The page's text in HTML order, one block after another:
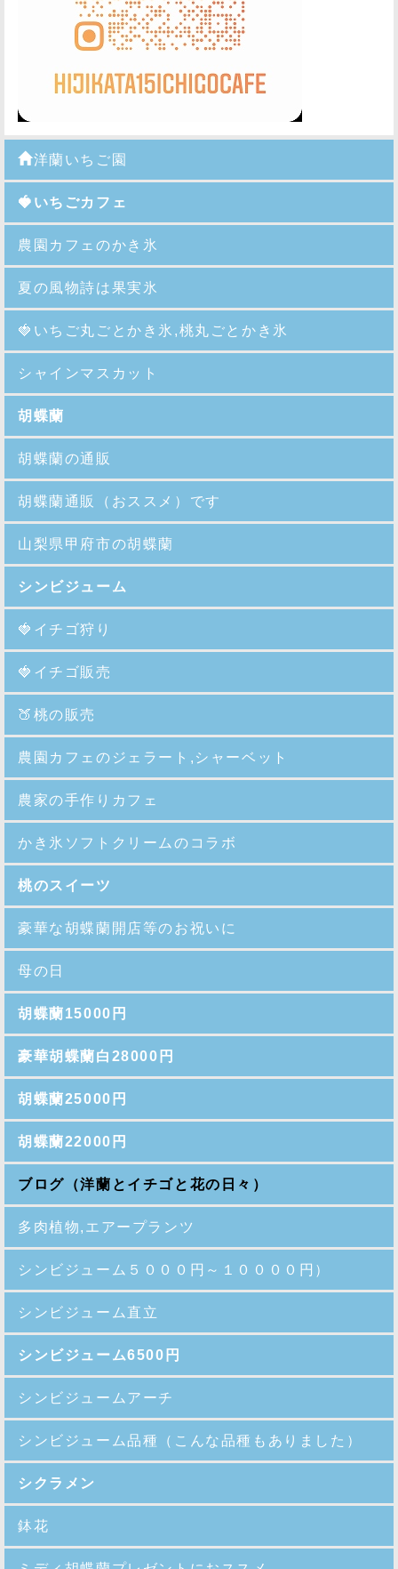
洋蘭いちご園
🍓いちごカフェ
農園カフェのかき氷
夏の風物詩は果実氷
🍓 いちご丸ごとかき氷,桃丸ごとかき氷
シャインマスカット
胡蝶蘭
胡蝶蘭の通販
胡蝶蘭通販（おススメ）です
山梨県甲府市の胡蝶蘭
シンビジューム
🍓イチゴ狩り
🍓イチゴ販売
🍑 桃の販売
農園カフェのジェラート,シャーベット
農家の手作りカフェ
かき氷ソフトクリームのコラボ
桃のスイーツ
豪華な胡蝶蘭開店等のお祝いに
母の日
胡蝶蘭15000円
豪華胡蝶蘭白28000円
胡蝶蘭25000円
胡蝶蘭22000円
ブログ（洋蘭とイチゴと花の日々）
多肉植物,エアープランツ
シンビジューム５０００円～１００００円）
シンビジューム直立
シンビジューム6500円
シンビジュームアーチ
シンビジューム品種 （こんな品種もありました）
シクラメン
鉢花